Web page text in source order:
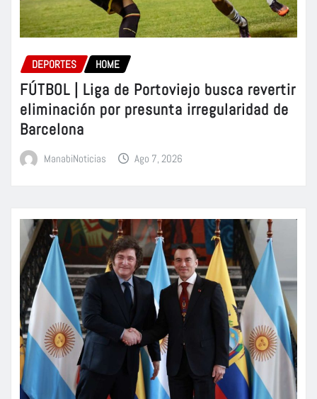
DEPORTES HOME
FÚTBOL | Liga de Portoviejo busca revertir
eliminación por presunta irregularidad de
Barcelona
ManabiNoticias Ago 7, 2026